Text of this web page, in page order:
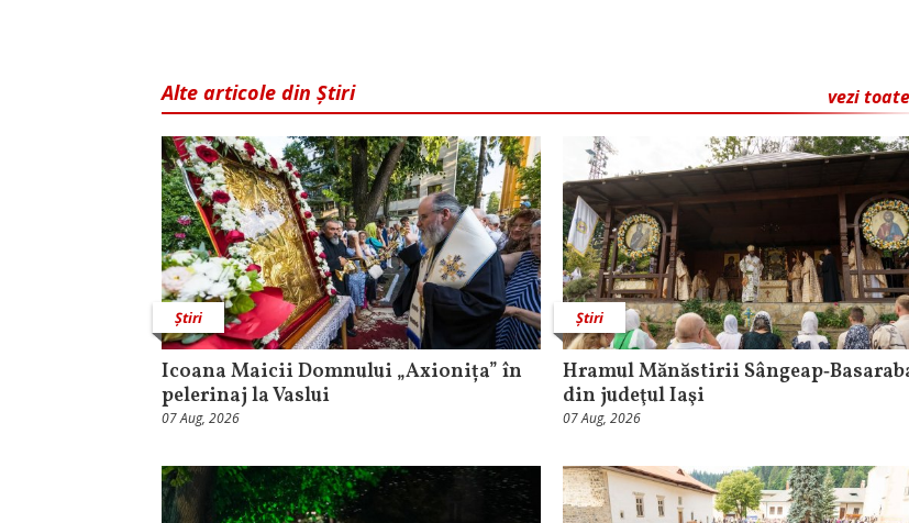
vezi
Alte articole din Știri
Știri
Icoana Maicii Domnului „Axionița” în
pelerinaj la Vaslui
07 Aug, 2026
Știri
Hramul Mănăstirii
din judeţul Iaşi
07 Aug, 2026